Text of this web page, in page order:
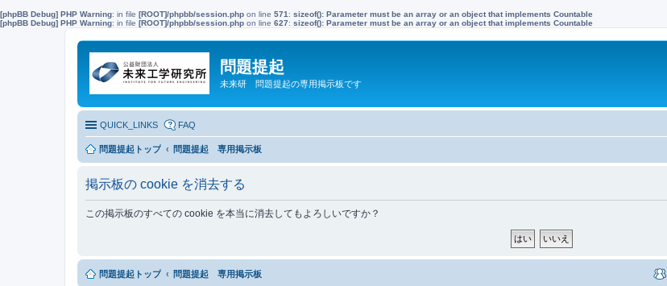
[phpBB Debug] PHP Warning: in file [ROOT]/phpbb/session.php on line 571 : sizeof(): Parameter must be an array or an object that implements Countable
[phpBB Debug] PHP Warning: in file [ROOT]/phpbb/session.php on line 627: sizeof(): Parameter must be an array or an object that implements Countable
問題提起
未来研 問題提起の専用掲示板です
QUICK_LINKS FAQ
問題提起トップ 問題提起 専用掲示板
掲示板の cookie を消去する
この掲示板のすべての cookie を本当に消去してもよろしいですか？
問題提起トップ 問題提起 専用掲示板